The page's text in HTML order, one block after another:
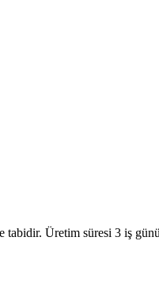
tabidir. Üretim süresi 3 iş